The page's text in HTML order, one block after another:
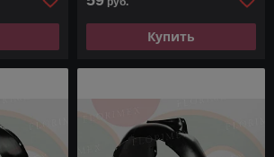
Купить